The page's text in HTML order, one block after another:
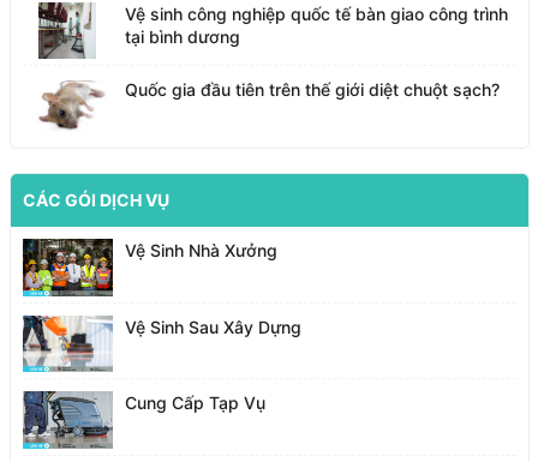
Vệ sinh công nghiệp quốc tế bàn giao công trình
tại bình dương
Quốc gia đầu tiên trên thế giới diệt chuột sạch?
CÁC GÓI DỊCH VỤ
Vệ Sinh Nhà Xưởng
Vệ Sinh Sau Xây Dựng
Cung Cấp Tạp Vụ